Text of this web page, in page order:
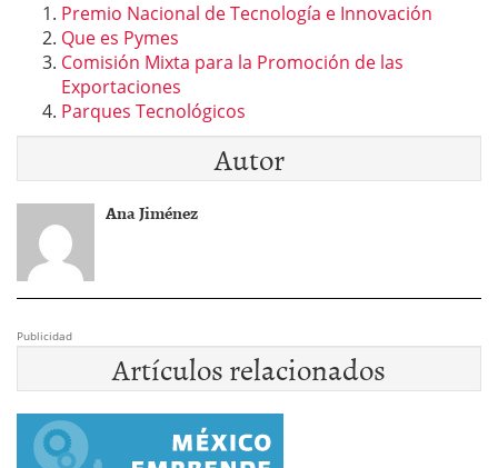
Premio Nacional de Tecnología e Innovación
Que es Pymes
Comisión Mixta para la Promoción de las
Exportaciones
Parques Tecnológicos
Autor
Ana Jiménez
Publicidad
Artículos relacionados